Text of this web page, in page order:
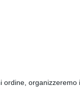
ordine,